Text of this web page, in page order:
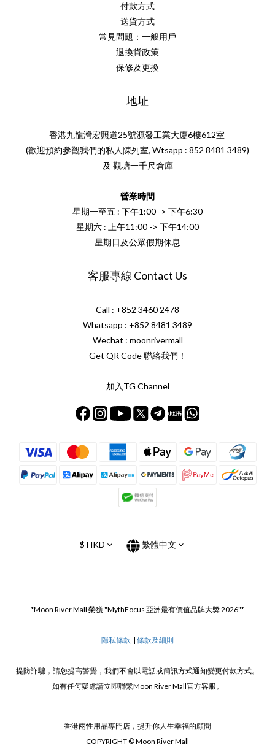
付款方式
送貨方式
常見問題：一般用戶
退換貨政策
保修及更換
地址
香港九龍灣宏照道25號源發工業大廈6樓612室
(歡迎預約參觀我們的私人陳列室, Wtsapp : 852 8481 3489)
及 觀塘一千尺倉庫
營業時間
星期一至五 : 下午1:00 -> 下午6:30
星期六 : 上午11:00 -> 下午14:00
星期日及公眾假期休息
客服專線 Contact Us
Call : +852 3460 2478
Whatsapp : +852 8481 3489
Wechat : moonrivermall
Get QR Code 聯絡我們！
加入TG Channel
$ HKD 繁體中文
*Moon River Mall 榮獲 "MythFocus 亞洲最有價值品牌大獎 2026"*
隱私條款 | 條款及細則
提防詐騙，請您提高警覺，我們不會以電話或簡訊方式通知變更付款方式。
如有任何疑慮請立即聯繫Moon River Mall官方客服。
香港兩性用品專門店，提升你人生幸福的顧問
COPYRIGHT © Moon River Mall